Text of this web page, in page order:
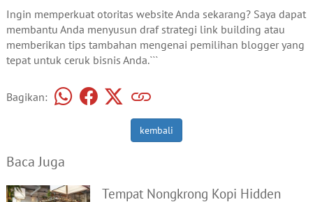
Ingin memperkuat otoritas website Anda sekarang? Saya dapat
membantu Anda menyusun draf strategi link building atau
memberikan tips tambahan mengenai pemilihan blogger yang
tepat untuk ceruk bisnis Anda.```
Bagikan:
kembali
Baca Juga
Tempat Nongkrong Kopi Hidden